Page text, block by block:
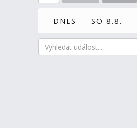
DNES SO 8.8.